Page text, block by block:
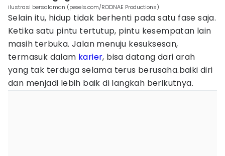
ilustrasi bersalaman (pexels.com/RODNAE Productions)
Selain itu, hidup tidak berhenti pada satu fase saja.
Ketika satu pintu tertutup, pintu kesempatan lain
masih terbuka. Jalan menuju kesuksesan,
termasuk dalam karier, bisa datang dari arah
yang tak terduga selama terus berusaha.baiki diri
dan menjadi lebih baik di langkah berikutnya.